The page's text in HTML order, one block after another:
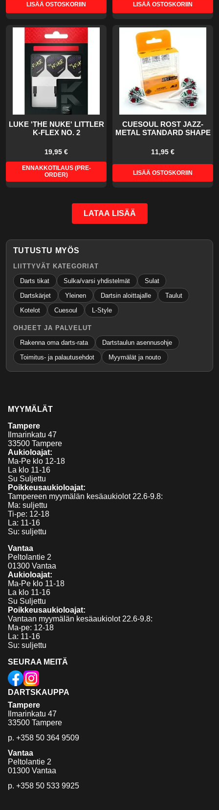
LISÄÄ OSTOSKORIIN LISÄÄ OSTOSKORIIN
LUKE 'THE NUKE' LITTLER
K-FLEX NO. 2
19,95 €
ENNAKKOTILAUS (PRE-
ORDER)
CUESOUL ROST JAZZ-
METAL STANDARD SHAPE
11,95 €
LISÄÄ OSTOSKORIIN
LATAA LISÄÄ
TUTUSTU MYÖS
LIITTYVÄT KATEGORIAT
Darts tikat Sulka/varsi yhdistelmät
Sulat
Dartskärjet
Yleinen Dartsin aloittajalle
Taulut
Kotelot
Cuesoul L-Style
OHJEET JA PALVELUT
Rakenna oma darts-rata
Dartstaulun asennusohje
Toimitus- ja palautusehdot
Myymälät ja nouto
DARTSKAUPPA
Tampere
Ilmarinkatu 47
33500 Tampere
p. +358 50 364 9509
Vantaa
Peltolantie 2
01300 Vantaa
p. +358 50 533 9925
SEURAA MEITÄ
MYYMÄLÄT
Tampere
Ilmarinkatu 47
33500 Tampere
Aukioloajat:
Ma-Pe klo 12-18
La klo 11-16
Su Suljettu
Poikkeusaukioloajat:
Tampereen myymälän kesäaukiolot 22.6-9.8:
Ma: suljettu
Ti-pe: 12-18
La: 11-16
Su: suljettu
Vantaa
Peltolantie 2
01300 Vantaa
Aukioloajat:
Ma-Pe klo 11-18
La klo 11-16
Su Suljettu
Poikkeusaukioloajat:
Vantaan myymälän kesäaukiolot 22.6-9.8:
Ma-pe: 12-18
La: 11-16
Su: suljettu